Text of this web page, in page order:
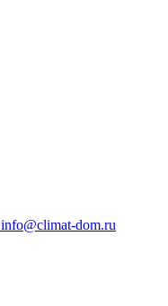
info@climat-dom.ru